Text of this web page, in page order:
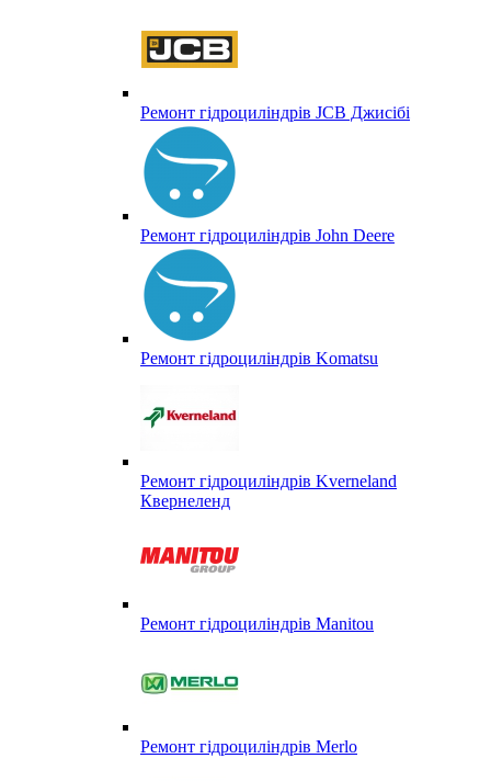
Ремонт гідроциліндрів JCB Джисібі
Ремонт гідроциліндрів John Deere
Ремонт гідроциліндрів Komatsu
Ремонт гідроциліндрів Kverneland
Квернеленд
Ремонт гідроциліндрів Manitou
Ремонт гідроциліндрів Merlo